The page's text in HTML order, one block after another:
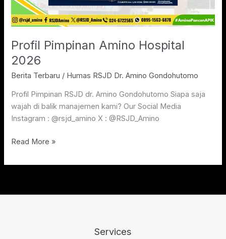
Profil Pimpinan Amino Hospital
2026
Berita Terbaru / Humas RSJD Dr. Amino Gondohutomo
Profil Pimpinan RSJD dr. Amino Gondohutomo Siapa saja
wajah di balik manajemen kami? Our Social Media
Instagram : @rsjd_amino X : @RSJD_Amino
Read More »
Services